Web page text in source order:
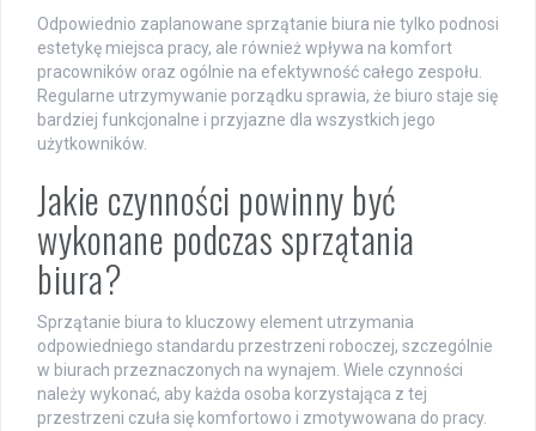
Odpowiednio zaplanowane sprzątanie biura nie tylko podnosi
estetykę miejsca pracy, ale również wpływa na komfort
pracowników oraz ogólnie na efektywność całego zespołu.
Regularne utrzymywanie porządku sprawia, że biuro staje się
bardziej funkcjonalne i przyjazne dla wszystkich jego
użytkowników.
Jakie czynności powinny być
wykonane podczas sprzątania
biura?
Sprzątanie biura to kluczowy element utrzymania
odpowiedniego standardu przestrzeni roboczej, szczególnie
w biurach przeznaczonych na wynajem. Wiele czynności
należy wykonać, aby każda osoba korzystająca z tej
przestrzeni czuła się komfortowo i zmotywowana do pracy.